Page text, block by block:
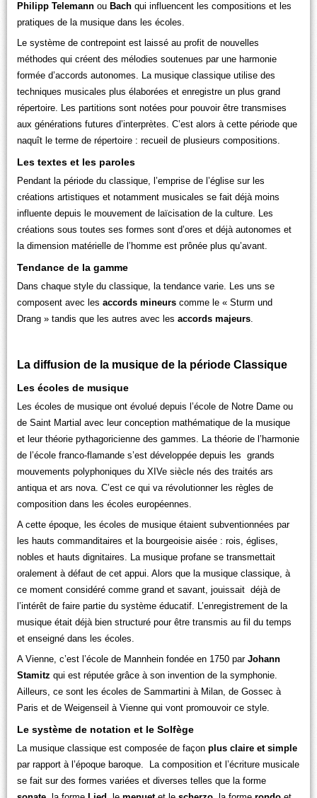
Philipp Telemann ou Bach qui influencent les compositions et les
pratiques de la musique dans les écoles.
Le système de contrepoint est laissé au profit de nouvelles
méthodes qui créent des mélodies soutenues par une harmonie
formée d’accords autonomes. La musique classique utilise des
techniques musicales plus élaborées et enregistre un plus grand
répertoire. Les partitions sont notées pour pouvoir être transmises
aux générations futures d’interprètes. C’est alors à cette période que
naquît le terme de répertoire : recueil de plusieurs compositions.
Les textes et les paroles
Pendant la période du classique, l’emprise de l’église sur les
créations artistiques et notamment musicales se fait déjà moins
influente depuis le mouvement de laïcisation de la culture. Les
créations sous toutes ses formes sont d’ores et déjà autonomes et
la dimension matérielle de l’homme est prônée plus qu’avant.
Tendance de la gamme
Dans chaque style du classique, la tendance varie. Les uns se
composent avec lesaccords mineurs comme le « Sturm und
Drang » tandis que les autres avec les accords majeurs.
La diffusion de la musique de la période Classique
Les écoles de musique
Les écoles de musique ont évolué depuis l’école de Notre Dame ou
de Saint Martial avec leur conception mathématique de la musique
et leur théorie pythagoricienne des gammes. La théorie de l’harmonie
de l’école franco-flamande s’est développée depuis les grands
mouvements polyphoniques du XIVe siècle nés des traités ars
antiqua et ars nova. C’est ce qui va révolutionner les règles de
composition dans les écoles européennes.
A cette époque, les écoles de musique étaient subventionnées par
les hauts commanditaires et la bourgeoisie aisée : rois, églises,
nobles et hauts dignitaires. La musique profane se transmettait
oralement à défaut de cet appui. Alors que la musique classique, à
ce moment considéré comme grand et savant, jouissait déjà de
l’intérêt de faire partie du système éducatif. L’enregistrement de la
musique était déjà bien structuré pour être transmis au fil du temps
et enseigné dans les écoles.
A Vienne, c’est l’école de Mannhein fondée en 1750 parJohann
Stamitz qui est réputée grâce à son invention de la symphonie.
Ailleurs, ce sont les écoles de Sammartini à Milan, de Gossec à
Paris et de Weigenseil à Vienne qui vont promouvoir ce style.
Le système de notation et le Solfège
La musique classique est composée de façon plus claire et simple
par rapport à l’époque baroque. La composition et l’écriture musicale
se fait sur des formes variées et diverses telles que la forme